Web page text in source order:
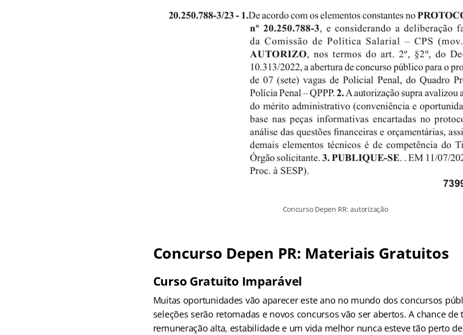
Concurso Depen RR: autorização
Concurso Depen PR: Materiais Gratuitos
Curso Gratuito Imparável
Muitas oportunidades vão aparecer este ano no mundo dos concursos
seleções serão retomadas e novos concursos vão ser abertos. A chance de
remuneração alta, estabilidade e um vida melhor nunca esteve tão perto